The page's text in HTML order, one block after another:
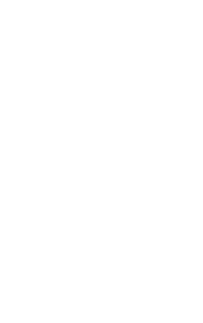
на
и
подошвой).
еще и…